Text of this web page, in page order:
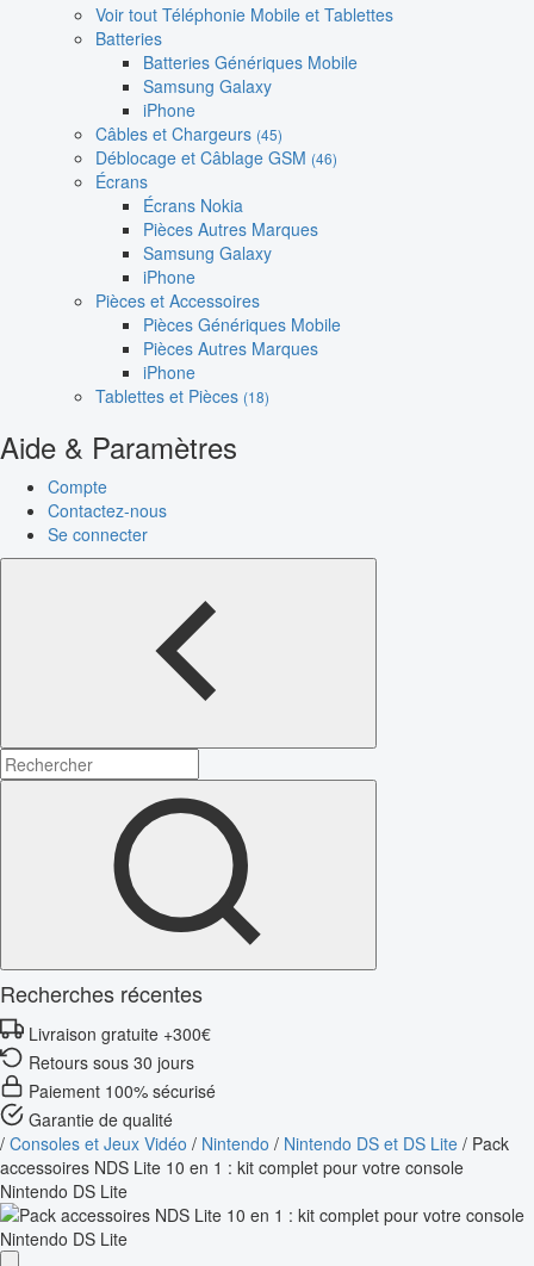
Voir tout Téléphonie Mobile et Tablettes
Batteries
Batteries Génériques Mobile
Samsung Galaxy
iPhone
Câbles et Chargeurs (45)
Déblocage et Câblage GSM (46)
Écrans
Écrans Nokia
Pièces Autres Marques
Samsung Galaxy
iPhone
Pièces et Accessoires
Pièces Génériques Mobile
Pièces Autres Marques
iPhone
Tablettes et Pièces (18)
Aide & Paramètres
Compte
Contactez-nous
Se connecter
Recherches récentes
Livraison gratuite +300€
Retours sous 30 jours
Paiement 100% sécurisé
Garantie de qualité
/ Consoles et Jeux Vidéo / Nintendo / Nintendo DS et DS Lite / Pack
accessoires NDS Lite 10 en 1 : kit complet pour votre console
Nintendo DS Lite